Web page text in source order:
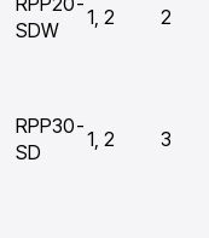
SDW
1, 2 2
RPP30-
SD
1, 2 3